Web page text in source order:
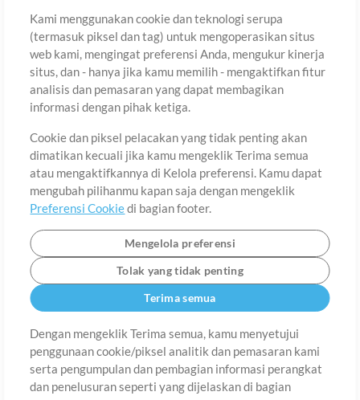
Kami menggunakan cookie dan teknologi serupa
(termasuk piksel dan tag) untuk mengoperasikan situs
web kami, mengingat preferensi Anda, mengukur kinerja
situs, dan - hanya jika kamu memilih - mengaktifkan fitur
analisis dan pemasaran yang dapat membagikan
informasi dengan pihak ketiga.
Cookie dan piksel pelacakan yang tidak penting akan
dimatikan kecuali jika kamu mengeklik Terima semua
atau mengaktifkannya di Kelola preferensi. Kamu dapat
mengubah pilihanmu kapan saja dengan mengeklik
Preferensi Cookiedi bagian footer.
Mengelola preferensi
Tolak yang tidak penting
Terima semua
Dengan mengeklik Terima semua, kamu menyetujui
penggunaan cookie/piksel analitik dan pemasaran kami
serta pengumpulan dan pembagian informasi perangkat
dan penelusuran seperti yang dijelaskan di bagian
Kota
Negara
Provinsi Bahasa
Tentang Ketentuan Penggunaan Kebijakan Privasi
Preferensi
Cookie
Hubungi
©2006-2026 oleh MultiTracks.com LLC. Semua Hak Cipta Dilindungi